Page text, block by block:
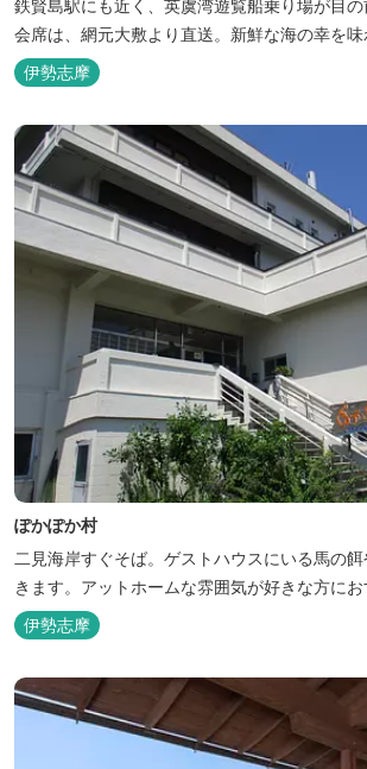
鉄賢島駅にも近く、英虞湾遊覧船乗り場が目
会席は、網元大敷より直送。新鮮な海の幸を味
伊勢志摩
ぽかぽか村
二見海岸すぐそば。ゲストハウスにいる馬の
きます。アットホームな雰囲気が好きな方にお
伊勢志摩